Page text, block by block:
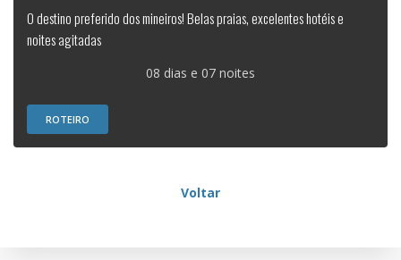
O destino preferido dos mineiros! Belas praias, excelentes hotéis e
noites agitadas
08 dias e 07 noites
ROTEIRO
Voltar